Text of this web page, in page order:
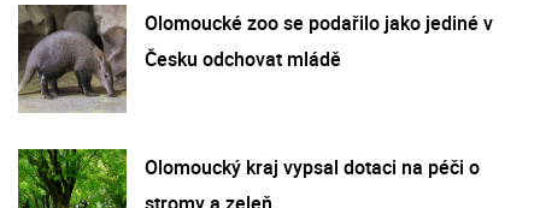
Olomoucké zoo se podařilo jako jediné v
Česku odchovat mládě
Olomoucký kraj vypsal dotaci na péči o